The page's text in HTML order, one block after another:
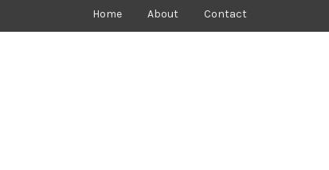
Home About Contact